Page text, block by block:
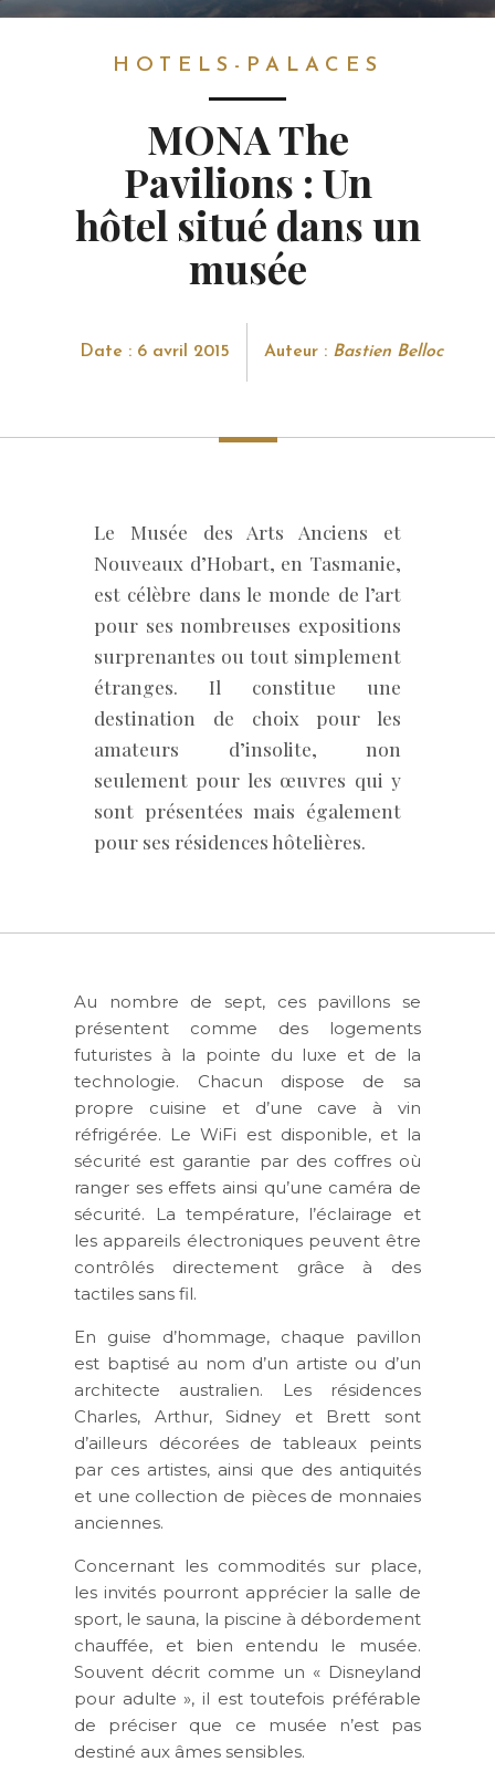
HOTELS-PALACES
MONA The
Pavilions : Un
hôtel situé dans un
musée
Date : 6 avril 2015 Auteur : Bastien Belloc
Le Musée des Arts Anciens et
Nouveaux d’Hobart, en Tasmanie,
est célèbre dans le monde de l’art
pour ses nombreuses expositions
surprenantes ou tout simplement
étranges. Il constitue une
destination de choix pour les
amateurs d’insolite, non
seulement pour les œuvres qui y
sont présentées mais également
pour ses résidences hôtelières.
Au nombre de sept, ces pavillons se
présentent comme des logements
futuristes à la pointe du luxe et de la
technologie. Chacun dispose de sa
propre cuisine et d’une cave à vin
réfrigérée. Le WiFi est disponible, et la
sécurité est garantie par des coffres où
ranger ses effets ainsi qu’une caméra de
sécurité. La température, l’éclairage et
les appareils électroniques peuvent être
contrôlés directement grâce à des
tactiles sans fil.
En guise d’hommage, chaque pavillon
est baptisé au nom d’un artiste ou d’un
architecte australien. Les résidences
Charles, Arthur, Sidney et Brett sont
d’ailleurs décorées de tableaux peints
par ces artistes, ainsi que des antiquités
et une collection de pièces de monnaies
anciennes.
Concernant les commodités sur place,
les invités pourront apprécier la salle de
sport, le sauna, la piscine à débordement
chauffée, et bien entendu le musée.
Souvent décrit comme un « Disneyland
pour adulte », il est toutefois préférable
de préciser que ce musée n’est pas
destiné aux âmes sensibles.